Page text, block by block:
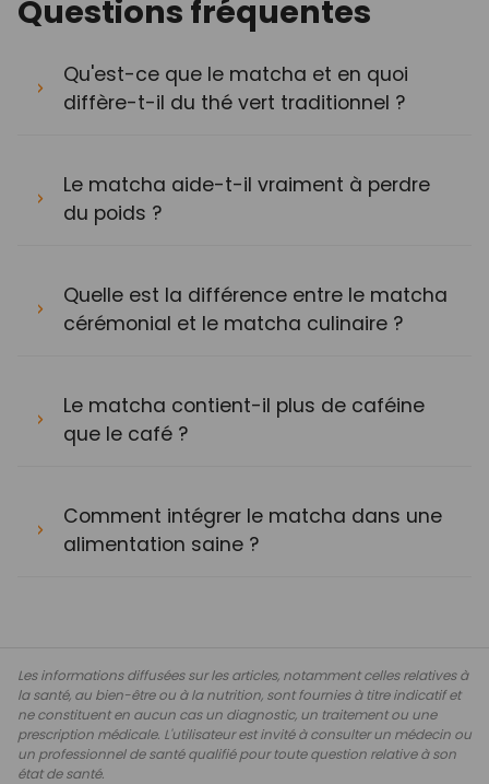
Questions fréquentes
Qu'est-ce que le matcha et en quoi
diffère-t-il du thé vert traditionnel ?
Le matcha aide-t-il vraiment à perdre
du poids ?
Quelle est la différence entre le matcha
cérémonial et le matcha culinaire ?
Le matcha contient-il plus de caféine
que le café ?
Comment intégrer le matcha dans une
alimentation saine ?
Les informations diffusées sur les articles, notamment celles relatives à
la santé, au bien-être ou à la nutrition, sont fournies à titre indicatif et
ne constituent en aucun cas un diagnostic, un traitement ou une
prescription médicale. L'utilisateur est invité à consulter un médecin ou
un professionnel de santé qualifié pour toute question relative à son
état de santé.